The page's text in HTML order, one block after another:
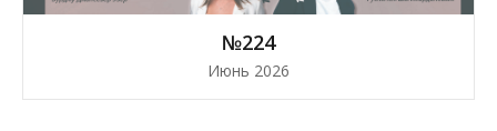
№224
Июнь 2026